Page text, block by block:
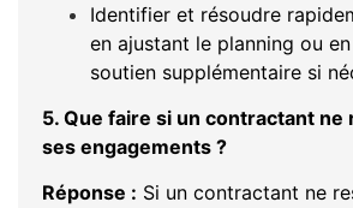
Identifier et résoudre
en ajustant le planning ou
soutien supplémentaire si
5. Que faire si un contractant ne
ses engagements ?
Réponse : Si un contractant ne